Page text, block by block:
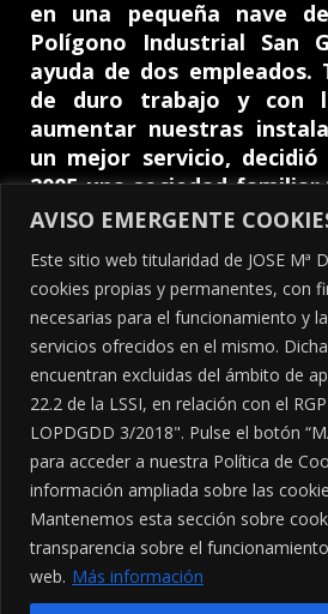
AVISO EMERGENTE
Este sitio web titularidad de JOSE Mª
cookies propias y permanentes, con
necesarias para el funcionamiento y
servicios ofrecidos en el mismo.
encuentran excluidas del ámbito de
22.2 de la LSSI, en relación con el
LOPDGDD 3/2018". Pulse el botón
para acceder a nuestra Política de
información ampliada sobre las
Mantenemos esta sección sobre
transparencia sobre el
web. Más información
en una pequeña nave
Polígono Industrial San
ayuda de dos empleados.
de duro trabajo y con
aumentar nuestras
un mejor servicio,
2005 una sociedad familiar
Cobos SL” y trasladarse a
mayor capacidad de
En la actualidad
empleados, dedicados al
al ganadero, siendo
de GEA para la zona norte
Córdoba y Jaén.
Copyright © 2026 José María
Desarrollado por Olbia System SL
AVISO LEGAL|POLÍTICA DE